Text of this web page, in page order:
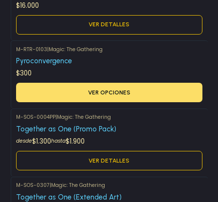
$16.000
VER DETALLES
M-RTR-0103|Magic: The Gathering
Pyroconvergence
$300
VER OPCIONES
Agotado
M-SOS-0004PP|Magic: The Gathering
Together as One (Promo Pack)
desde$1.300hasta$1.900
VER DETALLES
Agotado
M-SOS-0307|Magic: The Gathering
Together as One (Extended Art)